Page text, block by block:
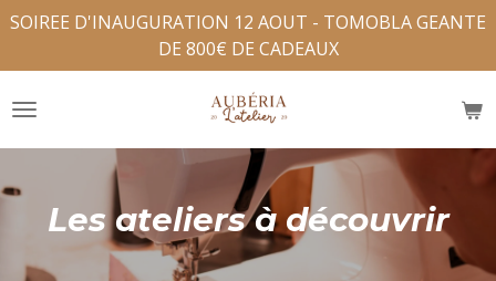
Passer
contenu
principal
SOIREE D'INAUGURATION 12 AOUT - TOMOBLA GEANTE
DE 800€ DE CADEAUX
Les ateliers à découvrir